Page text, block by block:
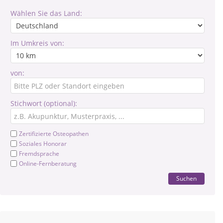
Wählen Sie das Land:
Im Umkreis von:
von:
Stichwort (optional):
Zertifizierte Osteopathen
Soziales Honorar
Fremdsprache
Online-Fernberatung
Suchen